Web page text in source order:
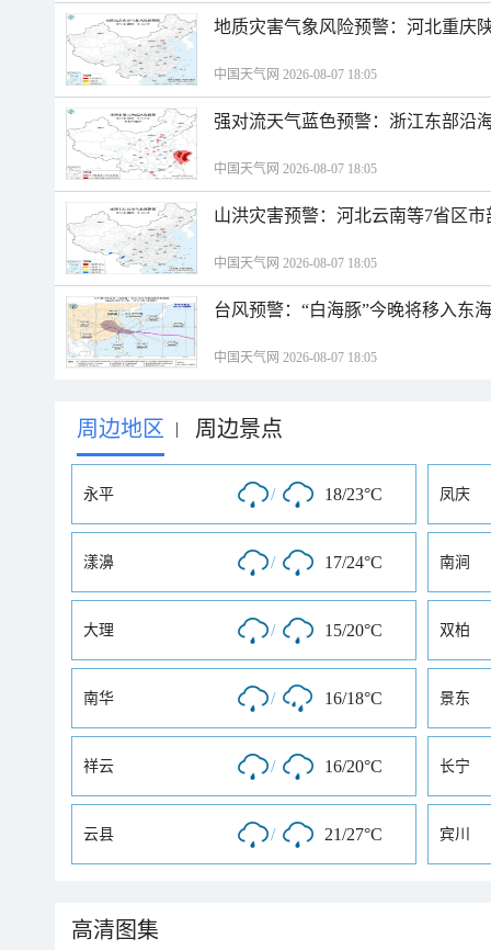
地质灾害气象风险预警：河北重庆
中国天气网 2026-08-07 18:05
强对流天气蓝色预警：浙江东部沿
中国天气网 2026-08-07 18:05
山洪灾害预警：河北云南等7省区
中国天气网 2026-08-07 18:05
台风预警：“白海豚”今晚将移入东
中国天气网 2026-08-07 18:05
周边地区 | 周边景点
永平 / 18/23°C 凤庆
漾濞 / 17/24°C 南涧
大理 / 15/20°C 双柏
南华 / 16/18°C 景东
祥云 / 16/20°C 长宁
云县 / 21/27°C 宾川
高清图集